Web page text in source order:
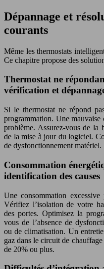
Dépannage et
courants
Même les thermostats
Ce chapitre propose des
Thermostat ne
vérification et
Si le thermostat ne répond
programmation. Une
problème. Assurez-vous de la
de la mise à jour du logiciel.
de dysfonctionnement matériel.
Consommation
identification des causes
Une consommation
Vérifiez l’isolation de votre
des portes. Optimisez la
vous de l’absence de
ou de climatisation. Un
gaz dans le circuit de
de 20% ou plus.